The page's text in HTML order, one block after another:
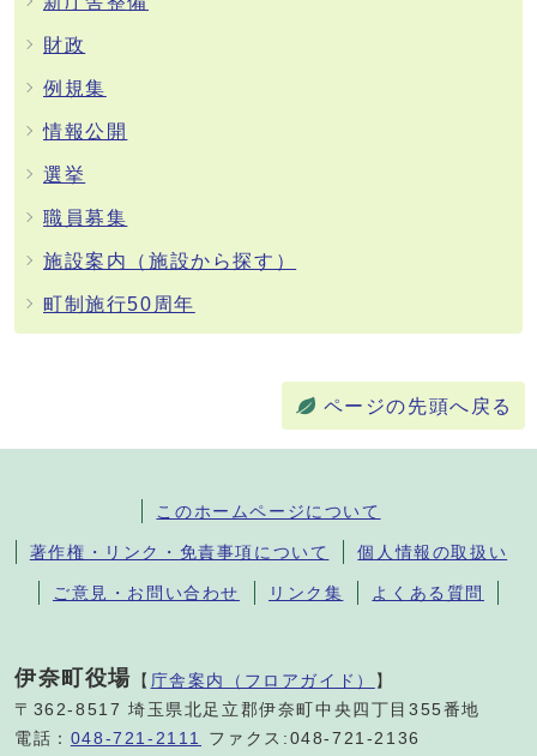
財政
例規集
情報公開
選挙
職員募集
施設案内（施設から探す）
町制施行50周年
ページの先頭へ戻る
このホームページについて
著作権・リンク・免責事項について 個人情報の取扱い
ご意見・お問い合わせ リンク集 よくある質問
伊奈町役場 【 庁舎案内（フロアガイド） 】
〒362-8517 埼玉県北足立郡伊奈町中央四丁目355番地
電話： 048-721-2111 ファクス:048-721-2136